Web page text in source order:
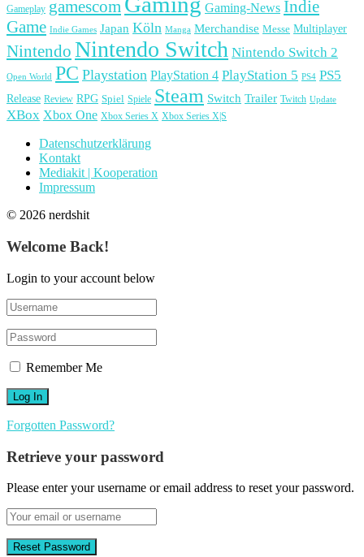
Gameplay gamescom Gaming-News Indie
Game Indie Games Japan Köln Manga Merchandise Messe Multiplayer
Nintendo Nintendo Switch Nintendo Switch 2
Open World PC Playstation PlayStation 4 PlayStation 5 PS4 PS5
Release Review RPG Spiel Spiele Steam Switch Trailer Twitch Update
XBox Xbox One Xbox Series X Xbox Series X|S
Datenschutzerklärung
Kontakt
Mediakit | Kooperation
Impressum
© 2026 nerdshit
Welcome Back!
Login to your account below
Remember Me
Forgotten Password?
Retrieve your password
Please enter your username or email address to reset your password.